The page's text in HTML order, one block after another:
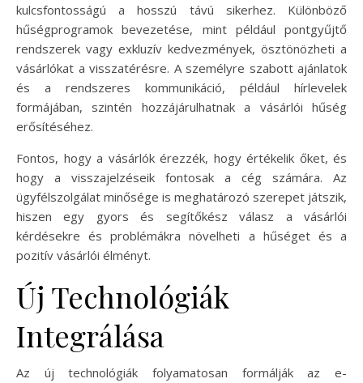
kulcsfontosságú a hosszú távú sikerhez. Különböző
hűségprogramok bevezetése, mint például pontgyűjtő
rendszerek vagy exkluzív kedvezmények, ösztönözheti a
vásárlókat a visszatérésre. A személyre szabott ajánlatok
és a rendszeres kommunikáció, például hírlevelek
formájában, szintén hozzájárulhatnak a vásárlói hűség
erősítéséhez.
Fontos, hogy a vásárlók érezzék, hogy értékelik őket, és
hogy a visszajelzéseik fontosak a cég számára. Az
ügyfélszolgálat minősége is meghatározó szerepet játszik,
hiszen egy gyors és segítőkész válasz a vásárlói
kérdésekre és problémákra növelheti a hűséget és a
pozitív vásárlói élményt.
Új Technológiák
Integrálása
Az új technológiák folyamatosan formálják az e-